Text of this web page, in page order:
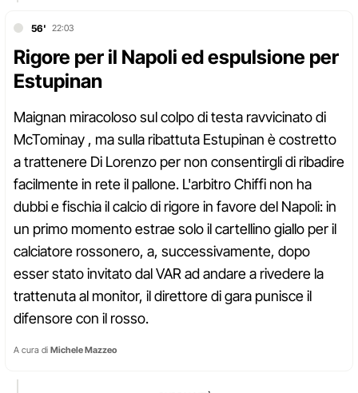
56' 22:03
Rigore per il Napoli ed espulsione per
Estupinan
Maignan miracoloso sul colpo di testa ravvicinato di
McTominay , ma sulla ribattuta Estupinan è costretto
a trattenere Di Lorenzo per non consentirgli di ribadire
facilmente in rete il pallone. L'arbitro Chiffi non ha
dubbi e fischia il calcio di rigore in favore del Napoli: in
un primo momento estrae solo il cartellino giallo per il
calciatore rossonero, a, successivamente, dopo
esser stato invitato dal VAR ad andare a rivedere la
trattenuta al monitor, il direttore di gara punisce il
difensore con il rosso.
A cura di Michele Mazzeo